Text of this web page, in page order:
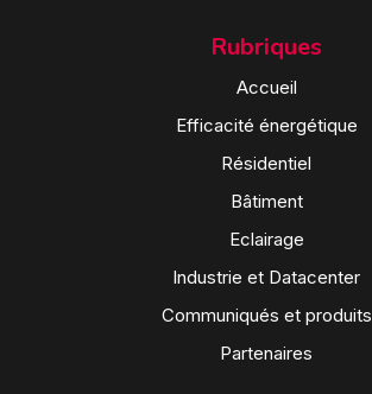
Rubriques
Accueil
Efficacité énergétique
Résidentiel
Bâtiment
Eclairage
Industrie et Datacenter
Communiqués et produits
Partenaires